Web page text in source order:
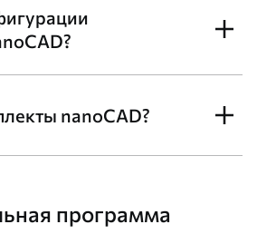
nanoCAD?
программа